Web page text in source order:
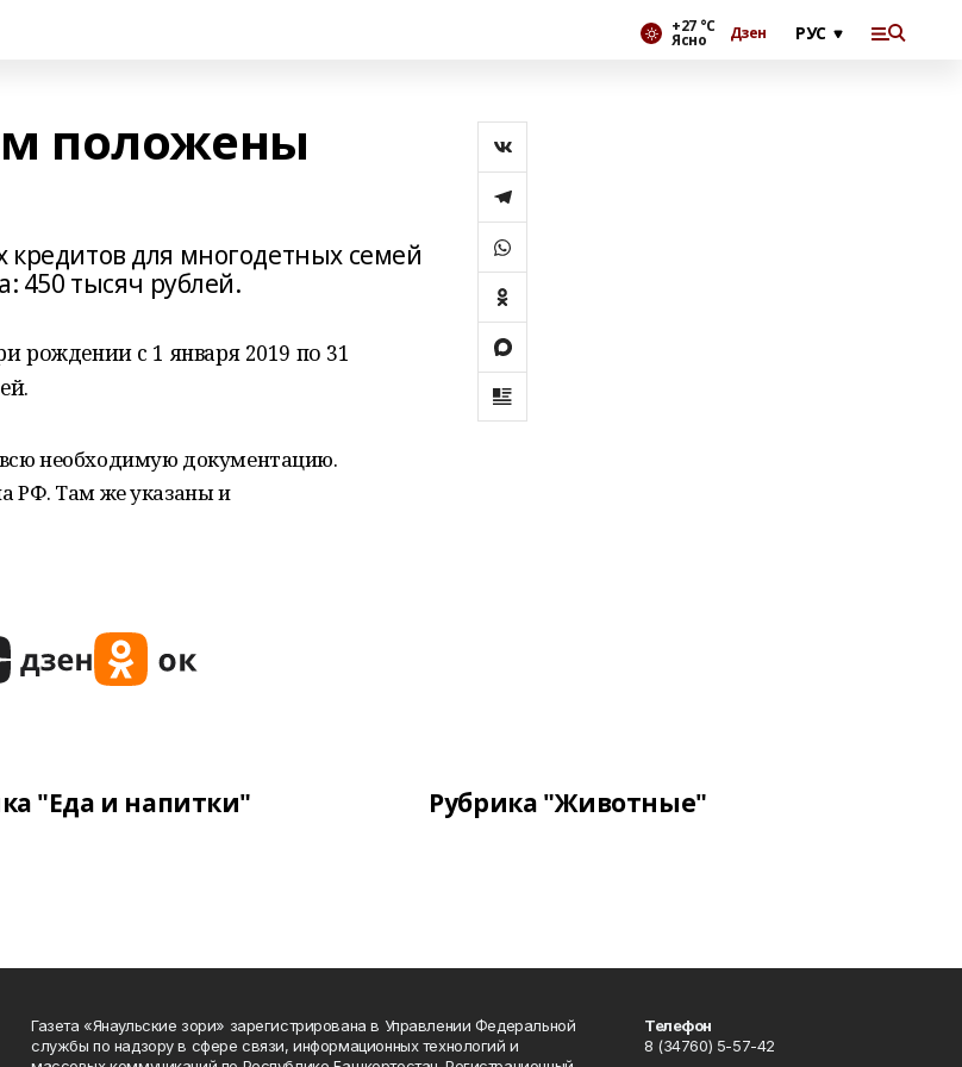
+27 °С
Ясно Дзен
положены
для многодетных семей
450 тысяч рублей.
рождении с 1 января 2019 по 31
необходимую документацию.
РФ. Там же указаны и
"Еда и напитки" Рубрика "Животные"
Газета «Янаульские зори» зарегистрирована в Управлении Федеральной
службы по надзору в сфере связи, информационных технологий и
Телефон
8 (34760) 5-57-42